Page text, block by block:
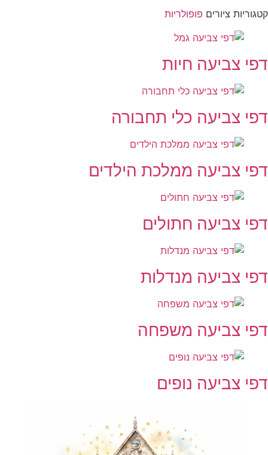
ציוריםפופולריות
צביעה חיות
צביעה כלי תחבורה
צביעה ממלכת הילדים
צביעה חתולים
צביעה מנדלות
צביעה משפחה
צביעה נופים